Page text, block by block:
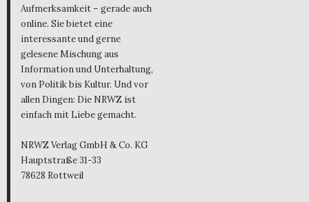
Aufmerksamkeit – gerade auch
online. Sie bietet eine
interessante und gerne
gelesene Mischung aus
Information und Unterhaltung,
von Politik bis Kultur. Und vor
allen Dingen: Die NRWZ ist
einfach mit Liebe gemacht.
NRWZ Verlag GmbH & Co. KG
Hauptstraße 31-33
78628 Rottweil